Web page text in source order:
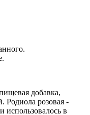
добавка,
Родиола розовая -
использовалось в